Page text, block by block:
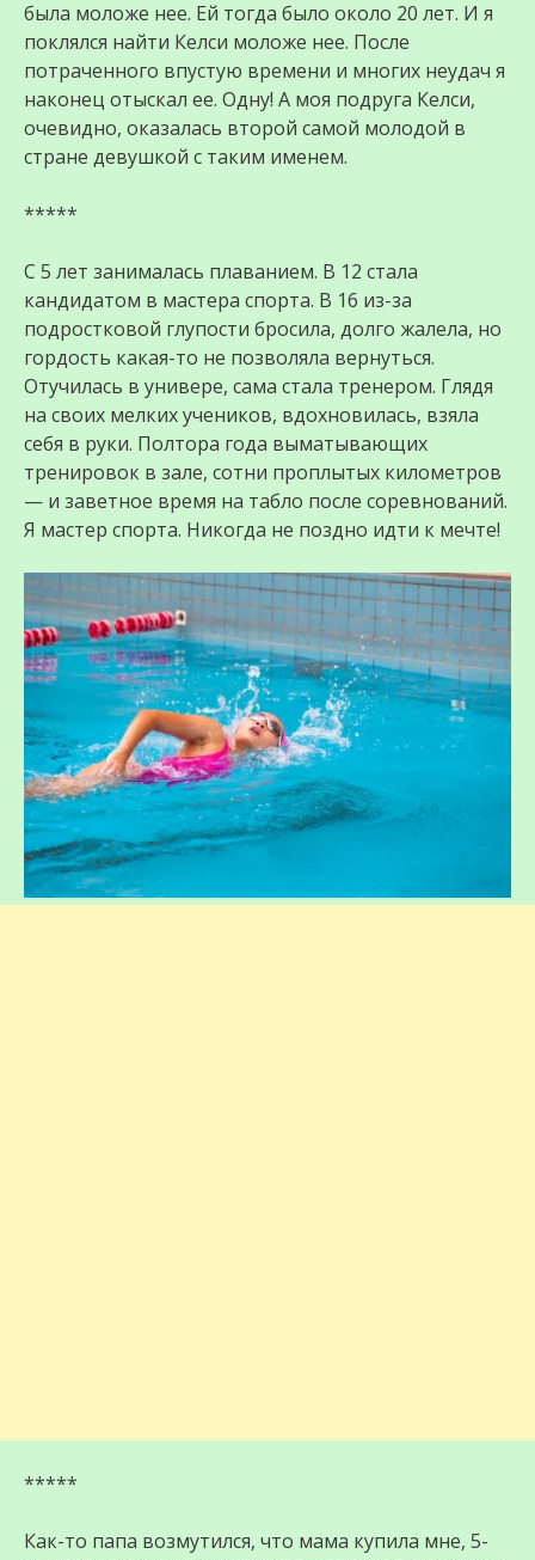
была моложе нее. Ей тогда было около 20 лет. И я
поклялся найти Келси моложе нее. После
потраченного впустую времени и многих неудач я
наконец отыскал ее. Одну! А моя подруга Келси,
очевидно, оказалась второй самой молодой в
стране девушкой с таким именем.
*****
С 5 лет занималась плаванием. В 12 стала
кандидатом в мастера спорта. В 16 из-за
подростковой глупости бросила, долго жалела, но
гордость какая-то не позволяла вернуться.
Отучилась в универе, сама стала тренером. Глядя
на своих мелких учеников, вдохновилась, взяла
себя в руки. Полтора года выматывающих
тренировок в зале, сотни проплытых километров
— и заветное время на табло после соревнований.
Я мастер спорта. Никогда не поздно идти к мечте!
*****
Как-то папа возмутился, что мама купила мне, 5-